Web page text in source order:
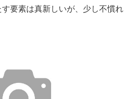
要素は真新しいが、少し不慣れ